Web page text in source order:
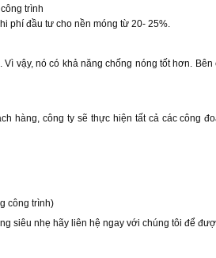
trình
phí đầu tư cho nền móng từ 20- 25%.
vậy, nó có khả năng chống nóng tốt hơn.
hàng, công ty sẽ thực hiện tất cả các công
công trình)
siêu nhẹ hãy liên hệ ngay với chúng tôi để